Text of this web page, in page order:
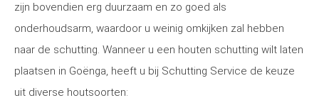
zijn bovendien erg duurzaam en zo goed als
onderhoudsarm, waardoor u weinig omkijken zal hebben
naar de schutting. Wanneer u een houten schutting wilt laten
plaatsen in Goënga, heeft u bij Schutting Service de keuze
uit diverse houtsoorten: